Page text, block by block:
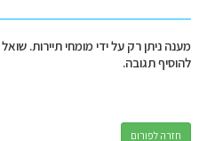
מענה ניתן רק על ידי מומחי תיירות.
להוסיף תגובה.
חזרה לפורום